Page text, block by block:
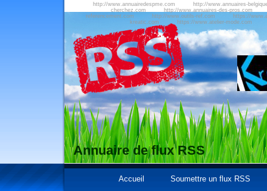
http://www.annuairedespme.com
http://www.annuaires-
cherchez.com
http://www.annuaires-des-pros.com
referencement.com
http://www.outils-ref.com
https://
kreatic.com
https://www.atelier-mode.com
Annuaire de flux RSS
Accueil Soumettre un flux RSS